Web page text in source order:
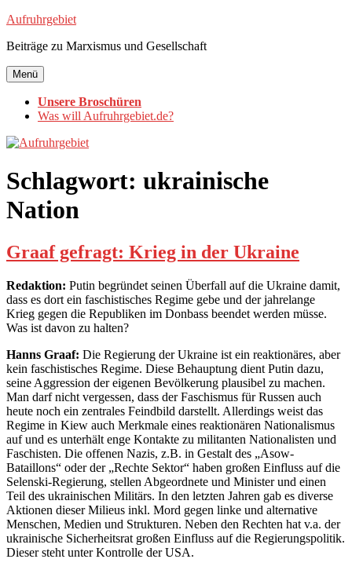
Zum
springen
Aufruhrgebiet
Beiträge zu Marxismus und Gesellschaft
Menü
Unsere Broschüren
Was will Aufruhrgebiet.de?
Schlagwort: ukrainische
Nation
Graaf gefragt: Krieg in der Ukraine
Redaktion: Putin begründet seinen Überfall auf die Ukraine damit,
dass es dort ein faschistisches Regime gebe und der jahrelange
Krieg gegen die Republiken im Donbass beendet werden müsse.
Was ist davon zu halten?
Hanns Graaf: Die Regierung der Ukraine ist ein reaktionäres, aber
kein faschistisches Regime. Diese Behauptung dient Putin dazu,
seine Aggression der eigenen Bevölkerung plausibel zu machen.
Man darf nicht vergessen, dass der Faschismus für Russen auch
heute noch ein zentrales Feindbild darstellt. Allerdings weist das
Regime in Kiew auch Merkmale eines reaktionären Nationalismus
auf und es unterhält enge Kontakte zu militanten Nationalisten und
Faschisten. Die offenen Nazis, z.B. in Gestalt des „Asow-
Bataillons“ oder der „Rechte Sektor“ haben großen Einfluss auf die
Selenski-Regierung, stellen Abgeordnete und Minister und einen
Teil des ukrainischen Militärs. In den letzten Jahren gab es diverse
Aktionen dieser Milieus inkl. Mord gegen linke und alternative
Menschen, Medien und Strukturen. Neben den Rechten hat v.a. der
ukrainische Sicherheitsrat großen Einfluss auf die Regierungspolitik.
Dieser steht unter Kontrolle der USA.